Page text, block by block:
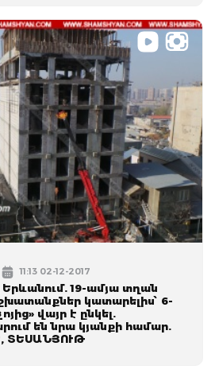
11:13 02-12-2017
19-ամյա տղան
կատարելիս՝ 6-
վայր է ընկել.
են նրա կյանքի համար.
ՏԵՍԱՆՅՈՒԹ